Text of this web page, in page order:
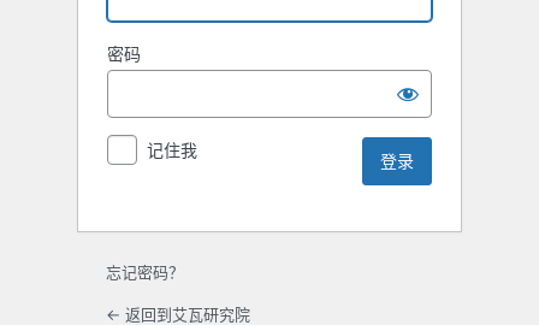
密码
记住我
忘记密码？
← 返回到艾瓦研究院